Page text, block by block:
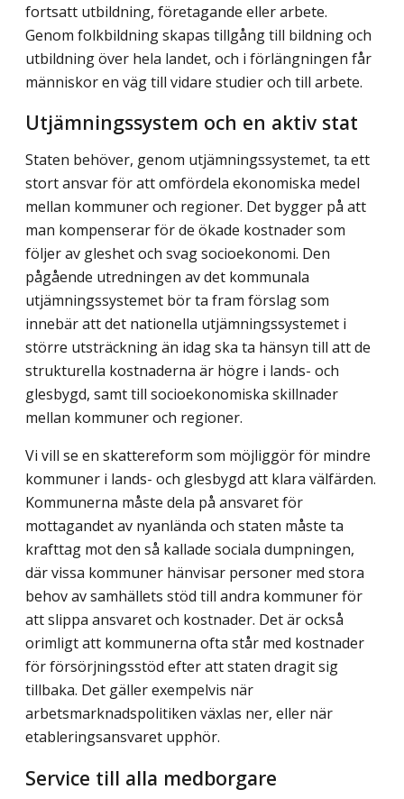
fortsatt utbildning, företagande eller arbete.
Genom folkbildning skapas tillgång till bildning och
utbildning över hela landet, och i förlängningen får
människor en väg till vidare studier och till arbete.
Utjämningssystem och en aktiv stat
Staten behöver, genom utjämningssystemet, ta ett
stort ansvar för att omfördela ekonomiska medel
mellan kommuner och regioner. Det bygger på att
man kompenserar för de ökade kostnader som
följer av gleshet och svag socioekonomi. Den
pågående utredningen av det kommunala
utjämningssystemet bör ta fram förslag som
innebär att det nationella utjämningssystemet i
större utsträckning än idag ska ta hänsyn till att de
strukturella kostnaderna är högre i lands- och
glesbygd, samt till socioekonomiska skillnader
mellan kommuner och regioner.
Vi vill se en skattereform som möjliggör för mindre
kommuner i lands- och glesbygd att klara välfärden.
Kommunerna måste dela på ansvaret för
mottagandet av nyanlända och staten måste ta
krafttag mot den så kallade sociala dumpningen,
där vissa kommuner hänvisar personer med stora
behov av samhällets stöd till andra kommuner för
att slippa ansvaret och kostnader. Det är också
orimligt att kommunerna ofta står med kostnader
för försörjningsstöd efter att staten dragit sig
tillbaka. Det gäller exempelvis när
arbetsmarknadspolitiken växlas ner, eller när
etableringsansvaret upphör.
Service till alla medborgare